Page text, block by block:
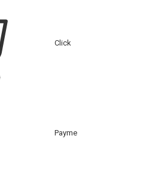
Click
Payme